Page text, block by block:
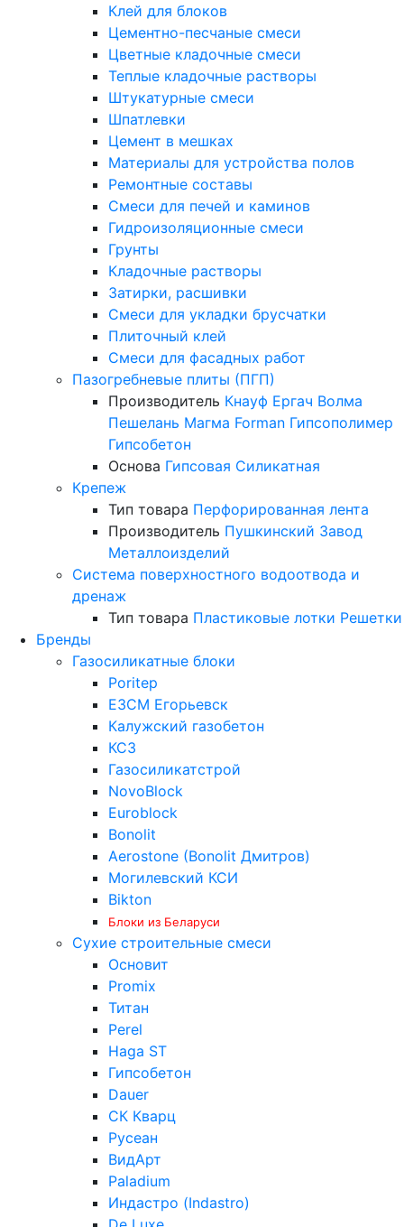
Клей для блоков
Цементно-песчаные смеси
Цветные кладочные смеси
Теплые кладочные растворы
Штукатурные смеси
Шпатлевки
Цемент в мешках
Материалы для устройства полов
Ремонтные составы
Смеси для печей и каминов
Гидроизоляционные смеси
Грунты
Кладочные растворы
Затирки, расшивки
Смеси для укладки брусчатки
Плиточный клей
Смеси для фасадных работ
Пазогребневые плиты (ПГП)
Производитель Кнауф Ергач Волма
Пешелань Магма Forman Гипсополимер
Гипсобетон
Основа Гипсовая Силикатная
Крепеж
Тип товара Перфорированная лента
Производитель Пушкинский Завод
Металлоизделий
Система поверхностного водоотвода и
дренаж
Тип товара Пластиковые лотки Решетки
Бренды
Газосиликатные блоки
Poritep
ЕЗСМ Егорьевск
Калужский газобетон
КСЗ
Газосиликатстрой
NovoBlock
Euroblock
Bonolit
Aerostone (Bonolit Дмитров)
Могилевский КСИ
Bikton
Блоки из Беларуси
Сухие строительные смеси
Основит
Promix
Титан
Perel
Haga ST
Гипсобетон
Dauer
СК Кварц
Русеан
ВидАрт
Paladium
Индастро (Indastro)